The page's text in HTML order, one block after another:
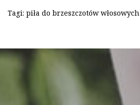
Tagi: piła do brzeszczotów włosowych